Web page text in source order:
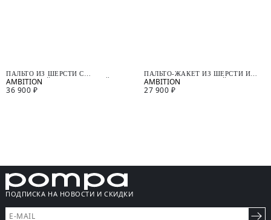
ПАЛЬТО ИЗ ШЕРСТИ С
МЕМБРАНОЙ И УТЕПЛЁННОЙ
СПИНКОЙ
36 900 ₽
ПАЛЬТО-ЖАКЕТ ИЗ ШЕРСТИ И
МОХЕРА С МЕМБРАНОЙ И
УТЕПЛЁННОЙ СПИНКОЙ
27 900 ₽
ПОДПИСКА НА НОВОСТИ И СКИДКИ